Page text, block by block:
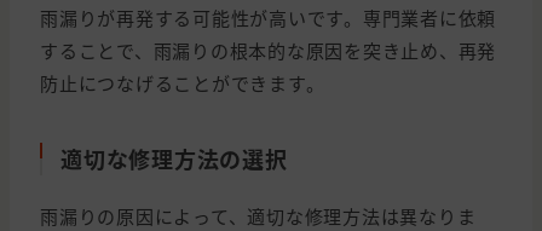
雨漏りが再発する可能性が高いです。専門業者に依頼
することで、雨漏りの根本的な原因を突き止め、再発
防止につなげることができます。
適切な修理方法の選択
雨漏りの原因によって、適切な修理方法は異なりま